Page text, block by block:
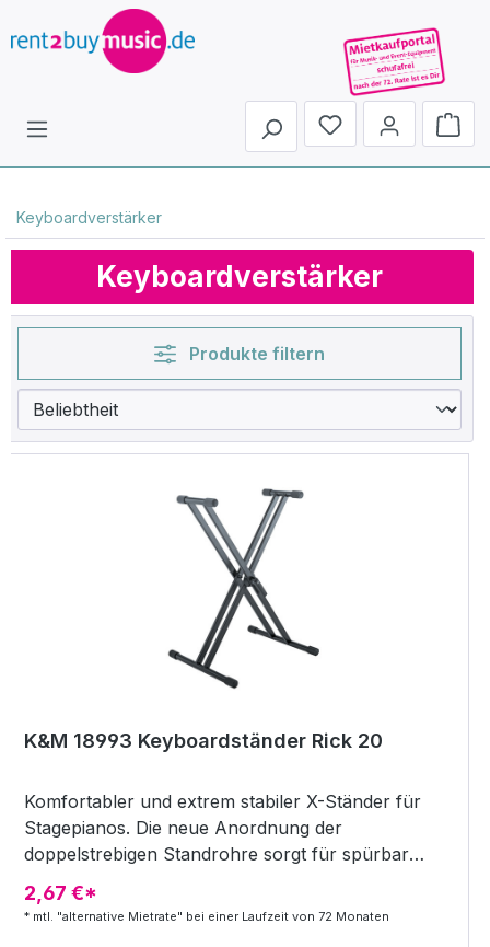
Du hast 0 Produkte
Keyboardverstärker
Keyboardverstärker
Produkte filtern
K&M 18993 Keyboardständer Rick 20
Komfortabler und extrem stabiler X-Ständer für
Stagepianos. Die neue Anordnung der
doppelstrebigen Standrohre sorgt für spürbar
mehr Stabilität und Sicherheit. Der ergonomische
Klemmhebel ermöglicht ein schnelles und
2,67 €*
* mtl. "alternative Mietrate" bei einer Laufzeit von 72 Monaten